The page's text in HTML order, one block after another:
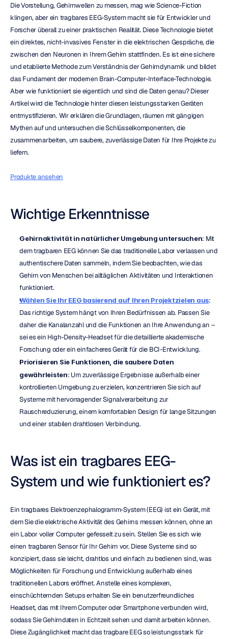
Die Vorstellung, Gehirnwellen zu messen, mag wie Science-Fiction
klingen, aber ein tragbares EEG-System macht sie für Entwickler und
Forscher überall zu einer praktischen Realität. Diese Technologie bietet
ein direktes, nicht-invasives Fenster in die elektrischen Gespräche, die
zwischen den Neuronen in Ihrem Gehirn stattfinden. Es ist eine sichere
und etablierte Methode zum Verständnis der Gehirndynamik und bildet
das Fundament der modernen Brain-Computer-Interface-Technologie.
Aber wie funktioniert sie eigentlich und sind die Daten genau? Dieser
Artikel wird die Technologie hinter diesen leistungsstarken Geräten
entmystifizieren. Wir erklären die Grundlagen, räumen mit gängigen
Mythen auf und untersuchen die Schlüsselkomponenten, die
zusammenarbeiten, um saubere, zuverlässige Daten für Ihre Projekte zu
liefern.
Produkte ansehen
Wichtige Erkenntnisse
Gehirnaktivität in natürlicher Umgebung untersuchen: Mit
dem tragbaren EEG können Sie das traditionelle Labor verlassen und
authentischere Daten sammeln, indem Sie beobachten, wie das
Gehirn von Menschen bei alltäglichen Aktivitäten und Interaktionen
funktioniert.
Wählen Sie Ihr EEG basierend auf Ihren Projektzielen aus:
Das richtige System hängt von Ihren Bedürfnissen ab. Passen Sie
daher die Kanalanzahl und die Funktionen an Ihre Anwendung an –
sei es ein High-Density-Headset für die detaillierte akademische
Forschung oder ein einfacheres Gerät für die BCI-Entwicklung.
Priorisieren Sie Funktionen, die saubere Daten
gewährleisten: Um zuverlässige Ergebnisse außerhalb einer
kontrollierten Umgebung zu erzielen, konzentrieren Sie sich auf
Systeme mit hervorragender Signalverarbeitung zur
Rauschreduzierung, einem komfortablen Design für lange Sitzungen
und einer stabilen drahtlosen Verbindung.
Was ist ein tragbares EEG-
System und wie funktioniert es?
Ein tragbares Elektroenzephalogramm-System (EEG) ist ein Gerät, mit
dem Sie die elektrische Aktivität des Gehirns messen können, ohne an
ein Labor voller Computer gefesselt zu sein. Stellen Sie es sich wie
einen tragbaren Sensor für Ihr Gehirn vor. Diese Systeme sind so
konzipiert, dass sie leicht, drahtlos und einfach zu bedienen sind, was
Möglichkeiten für Forschung und Entwicklung außerhalb eines
traditionellen Labors eröffnet. Anstelle eines komplexen,
einschüchternden Setups erhalten Sie ein benutzerfreundliches
Headset, das mit Ihrem Computer oder Smartphone verbunden wird,
sodass Sie Gehirndaten in Echtzeit sehen und damit arbeiten können.
Diese Zugänglichkeit macht das tragbare EEG so leistungsstark für